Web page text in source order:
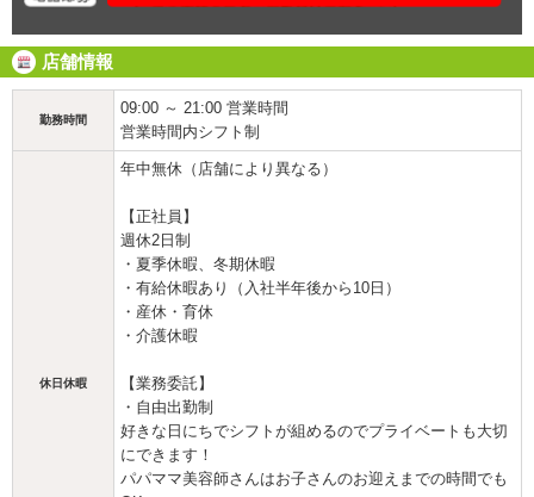
店舗情報
勤務時間
09:00 ～ 21:00 営業時間
営業時間内シフト制
休日休暇
年中無休（店舗により異なる）
【正社員】
週休2日制
・夏季休暇、冬期休暇
・有給休暇あり（入社半年後から10日）
・産休・育休
・介護休暇
【業務委託】
・自由出勤制
好きな日にちでシフトが組めるのでプライベートも大切
にできます！
パパママ美容師さんはお子さんのお迎えまでの時間でも